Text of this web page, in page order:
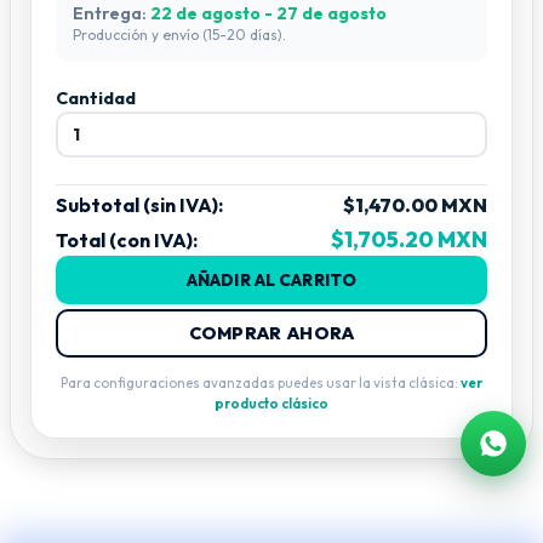
Conexiones multipin para sistemas
de audio, iluminación, control DMX,
Entrega: 22 de agosto - 27 de agosto
Producción y envío (15-20 días).
Cantidad
Subtotal (sin IVA):
$1,470.00 MXN
Total (con IVA):
$1,705.20 MXN
AÑADIR AL CARRITO
COMPRAR AHORA
Para configuraciones avanzadas puedes usar la vista clásica: ver
producto clásico